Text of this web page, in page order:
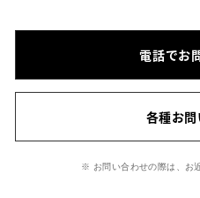
電話でお
各種お
※ お問い合わせの際は、お